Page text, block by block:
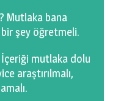
Mutlaka bana
bir şey öğretmeli.
İçeriği mutlaka dolu
araştırılmalı,